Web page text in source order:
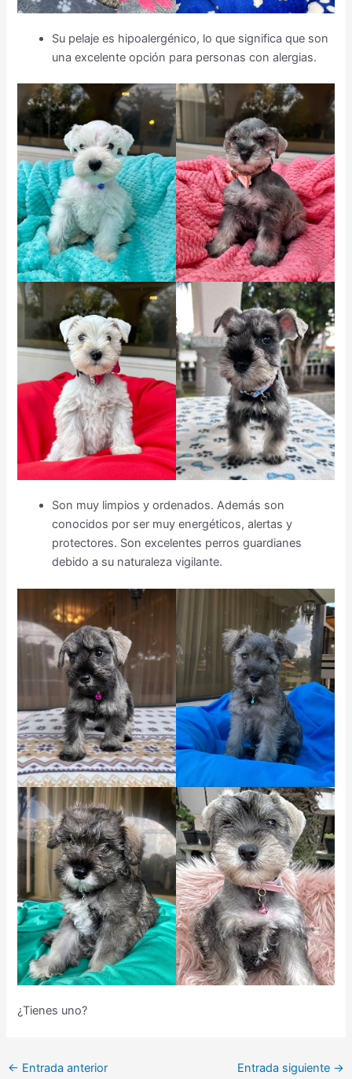
Su pelaje es hipoalergénico, lo que significa que son
una excelente opción para personas con alergias.
Son muy limpios y ordenados. Además son
conocidos por ser muy energéticos, alertas y
protectores. Son excelentes perros guardianes
debido a su naturaleza vigilante.
¿Tienes uno?
← Entrada anterior Entrada siguiente →